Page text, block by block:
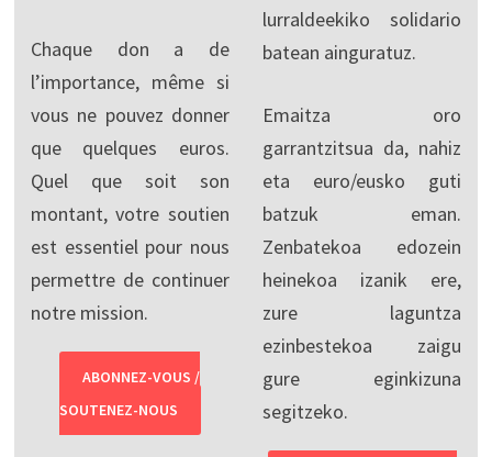
Chaque don a de
l’importance, même si
vous ne pouvez donner
que quelques euros.
Quel que soit son
montant, votre soutien
est essentiel pour nous
permettre de continuer
notre mission.
ABONNEZ-VOUS /
SOUTENEZ-NOUS
lurraldeekiko solidario
batean ainguratuz.
Emaitza oro
garrantzitsua da, nahiz
eta euro/eusko guti
batzuk eman.
Zenbatekoa edozein
heinekoa izanik ere,
zure laguntza
ezinbestekoa zaigu
gure eginkizuna
segitzeko.